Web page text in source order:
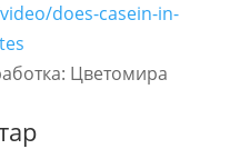
does-casein-in-
Цветомира